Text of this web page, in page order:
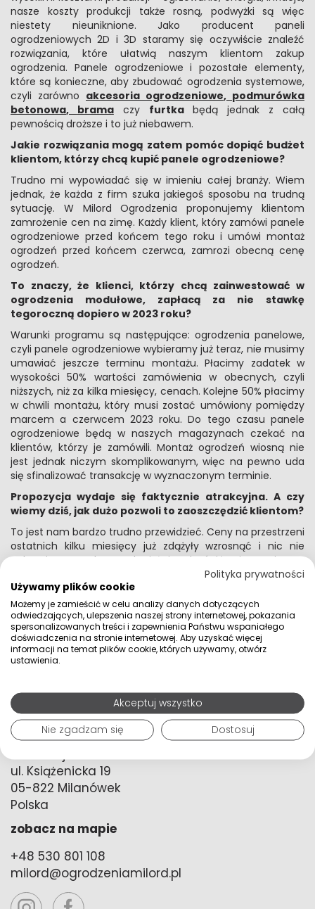
nasze koszty produkcji także rosną, podwyżki są więc
niestety nieuniknione. Jako producent paneli
ogrodzeniowych 2D i 3D staramy się oczywiście znaleźć
rozwiązania, które ułatwią naszym klientom zakup
ogrodzenia. Panele ogrodzeniowe i pozostałe elementy,
które są konieczne, aby zbudować ogrodzenia systemowe,
czyli zarówno akcesoria ogrodzeniowe, podmurówka
betonowa, bramaczy furtkabędą jednak z całą
pewnością droższe i to już niebawem.
Jakie rozwiązania mogą zatem pomóc dopiąć budżet
klientom, którzy chcą kupić panele ogrodzeniowe?
Trudno mi wypowiadać się w imieniu całej branży. Wiem
jednak, że każda z firm szuka jakiegoś sposobu na trudną
sytuację. W Milord Ogrodzenia proponujemy klientom
zamrożenie cen na zimę. Każdy klient, który zamówi panele
ogrodzeniowe przed końcem tego roku i umówi montaż
ogrodzeń przed końcem czerwca, zamrozi obecną cenę
ogrodzeń.
To znaczy, że klienci, którzy chcą zainwestować w
ogrodzenia modułowe, zapłacą za nie stawkę
tegoroczną dopiero w 2023 roku?
Warunki programu są następujące: ogrodzenia panelowe,
czyli panele ogrodzeniowe wybieramy już teraz, nie musimy
umawiać jeszcze terminu montażu. Płacimy zadatek w
wysokości 50% wartości zamówienia w obecnych, czyli
niższych, niż za kilka miesięcy, cenach. Kolejne 50% płacimy
w chwili montażu, który musi zostać umówiony pomiędzy
marcem a czerwcem 2023 roku. Do tego czasu panele
ogrodzeniowe będą w naszych magazynach czekać na
klientów, którzy je zamówili. Montaż ogrodzeń wiosną nie
jest jednak niczym skomplikowanym, więc na pewno uda
się sfinalizować transakcję w wyznaczonym terminie.
Propozycja wydaje się faktycznie atrakcyjna. A czy
wiemy dziś, jak dużo pozwoli to zaoszczędzić klientom?
To jest nam bardzo trudno przewidzieć. Ceny na przestrzeni
ostatnich kilku miesięcy już zdążyły wzrosnąć i nic nie
wskazuje na to, aby trend miał się odwrócić. Wiemy więc na
100%, że w kolejnym sezonie ogrodzenia panelowe – czyli
panele ogrodzeniowe i wszystkie potrzebne elementy
ogrodzenia będą droższe, ale sami nie wiemy, o ile.
Przewidujemy, że będą to odczuwalne różnice. Mamy
nadzieję, że nasza oferta spotka się z przyjaznym
przyjęciem przez inwestorów i uda się dzięki niej zadbać o
solidne ogrodzenia systemowe, na które będzie mógł sobie
Dziękuję za rozmowę. Zatem idziemy wybierać panele ogrodzeniowe
bez zbędnej zwłoki!
ul. Książenicka 19
05-822 Milanówek
Polska
zobacz na mapie
+48 530 801 108
milord@ogrodzeniamilord.pl
Polityka prywatności
Używamy plików cookie
Możemy je zamieścić w celu analizy danych dotyczących
odwiedzających, ulepszenia naszej strony internetowej, pokazania
spersonalizowanych treści i zapewnienia Państwu wspaniałego
doświadczenia na stronie internetowej. Aby uzyskać więcej
informacji na temat plików cookie, których używamy, otwórz
ustawienia.
Akceptuj wszystko
Nie zgadzam się
Dostosuj